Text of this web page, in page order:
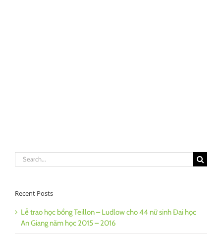
Search
for:
Recent Posts
Lễ trao học bổng Teillon – Ludlow cho 44 nữ sinh Đai học
An Giang năm học 2015 – 2016